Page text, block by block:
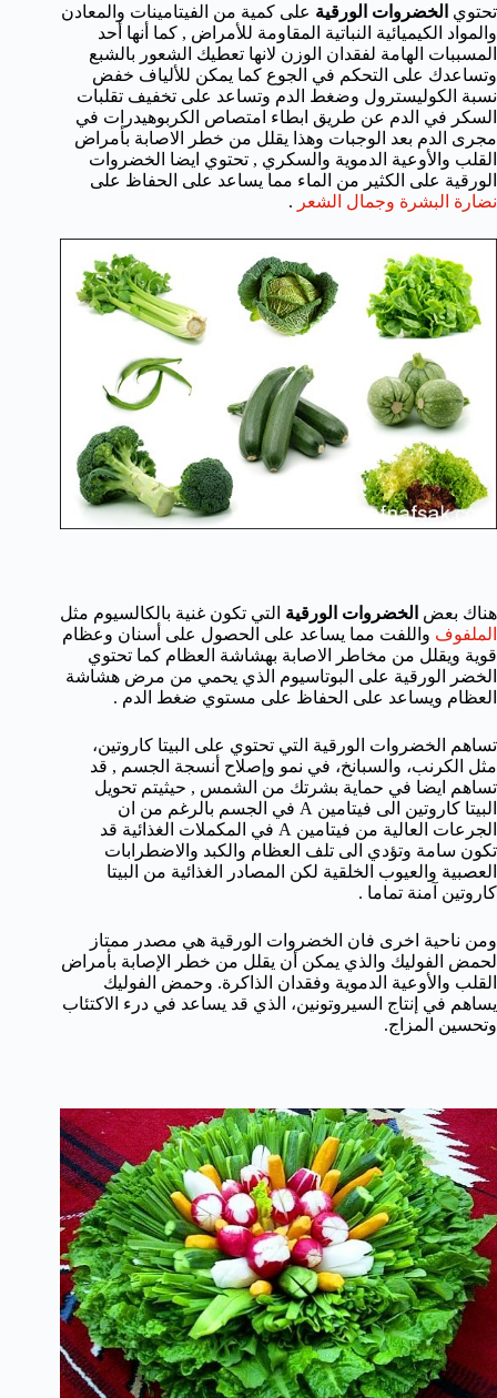
تحتوي الخضروات الورقية على كمية من الفيتامينات والمعادن
والمواد الكيميائية النباتية المقاومة للأمراض , كما أنها أحد
المسببات الهامة لفقدان الوزن لانها تعطيك الشعور بالشبع
وتساعدك على التحكم في الجوع كما يمكن للألياف خفض
نسبة الكوليسترول وضغط الدم وتساعد على تخفيف تقلبات
السكر في الدم عن طريق ابطاء امتصاص الكربوهيدرات في
مجرى الدم بعد الوجبات وهذا يقلل من خطر الاصابة بأمراض
القلب والأوعية الدموية والسكري , تحتوي ايضا الخضروات
الورقية على الكثير من الماء مما يساعد على الحفاظ على
نضارة البشرة وجمال الشعر .
هناك بعض الخضروات الورقية التي تكون غنية بالكالسيوم مثل
الملفوف واللفت مما يساعد على الحصول على أسنان وعظام
قوية ويقلل من مخاطر الاصابة بهشاشة العظام كما تحتوي
الخضر الورقية على البوتاسيوم الذي يحمي من مرض هشاشة
العظام ويساعد على الحفاظ على مستوي ضغط الدم .
تساهم الخضروات الورقية التي تحتوي على البيتا كاروتين،
مثل الكرنب، والسبانخ، في نمو وإصلاح أنسجة الجسم , قد
تساهم ايضا في حماية بشرتك من الشمس , حيثيتم تحويل
البيتا كاروتين الى فيتامين A في الجسم بالرغم من ان
الجرعات العالية من فيتامين A في المكملات الغذائية قد
تكون سامة وتؤدي الى تلف العظام والكبد والاضطرابات
العصبية والعيوب الخلقية لكن المصادر الغذائية من البيتا
كاروتين آمنة تماما .
ومن ناحية اخرى فان الخضروات الورقية هي مصدر ممتاز
لحمض الفوليك والذي يمكن أن يقلل من خطر الإصابة بأمراض
القلب والأوعية الدموية وفقدان الذاكرة. وحمض الفوليك
يساهم في إنتاج السيروتونين، الذي قد يساعد في درء الاكتئاب
وتحسين المزاج.